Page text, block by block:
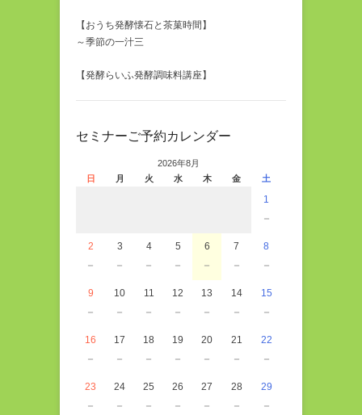
【おうち発酵懐石と茶菓時間】
～季節の一汁三
【発酵らいふ発酵調味料講座】
セミナーご予約カレンダー
2026年8月
日
月 火 水 木 金 土
1
－
2
－
3
－
4
－
5
－
6
－
7
－
8
－
9
－
10
－
11
－
12
－
13
－
14
－
15
－
16
－
17
－
18
－
19
－
20
－
21
－
22
－
23
－
24
－
25
－
26
－
27
－
28
－
29
－